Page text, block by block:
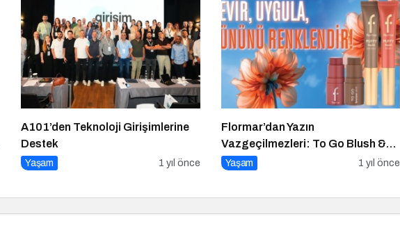
A101’den Teknoloji Girişimlerine
Destek
Yaşam 1 yıl önce
Flormar’dan Yazın
Vazgeçilmezleri: To Go Blush &
To Go Bronzer
Yaşam 1 yıl önce